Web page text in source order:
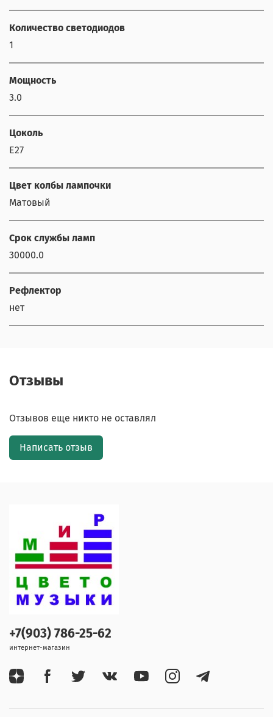
Количество светодиодов
1
Мощность
3.0
Цоколь
E27
Цвет колбы лампочки
Матовый
Срок службы ламп
30000.0
Рефлектор
нет
Отзывы
Отзывов еще никто не оставлял
Написать отзыв
+7(903) 786-25-62
интернет-магазин